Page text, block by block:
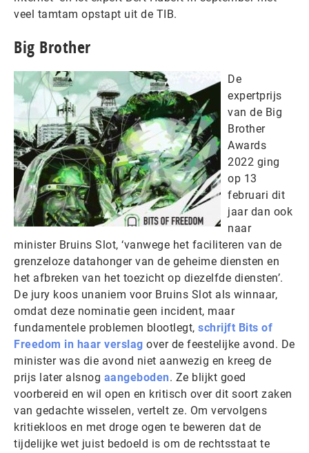
veel tamtam opstapt uit de TIB.
Big Brother
De
expertprijs
van de Big
Brother
Awards
2022 ging
op 13
februari dit
jaar dan ook
naar
minister Bruins Slot, ‘vanwege het faciliteren van de
grenzeloze datahonger van de geheime diensten en
het afbreken van het toezicht op diezelfde diensten’.
De jury koos unaniem voor Bruins Slot als winnaar,
omdat deze nominatie geen incident, maar
fundamentele problemen blootlegt, schrijft Bits of
Freedom in haar verslag over de feestelijke avond. De
minister was die avond niet aanwezig en kreeg de
prijs later alsnog aangeboden. Ze blijkt goed
voorbereid en wil open en kritisch over dit soort zaken
van gedachte wisselen, vertelt ze. Om vervolgens
kritiekloos en met droge ogen te beweren dat de
tijdelijke wet juist bedoeld is om de rechtsstaat te